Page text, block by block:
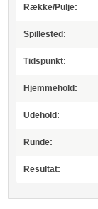
Række/Pulje:
Spillested:
Tidspunkt:
Hjemmehold:
Udehold:
Runde:
Resultat: